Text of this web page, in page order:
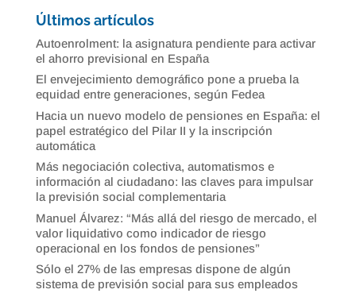
Últimos artículos
Autoenrolment: la asignatura pendiente para activar
el ahorro previsional en España
El envejecimiento demográfico pone a prueba la
equidad entre generaciones, según Fedea
Hacia un nuevo modelo de pensiones en España: el
papel estratégico del Pilar II y la inscripción
automática
Más negociación colectiva, automatismos e
información al ciudadano: las claves para impulsar
la previsión social complementaria
Manuel Álvarez: “Más allá del riesgo de mercado, el
valor liquidativo como indicador de riesgo
operacional en los fondos de pensiones”
Sólo el 27% de las empresas dispone de algún
sistema de previsión social para sus empleados